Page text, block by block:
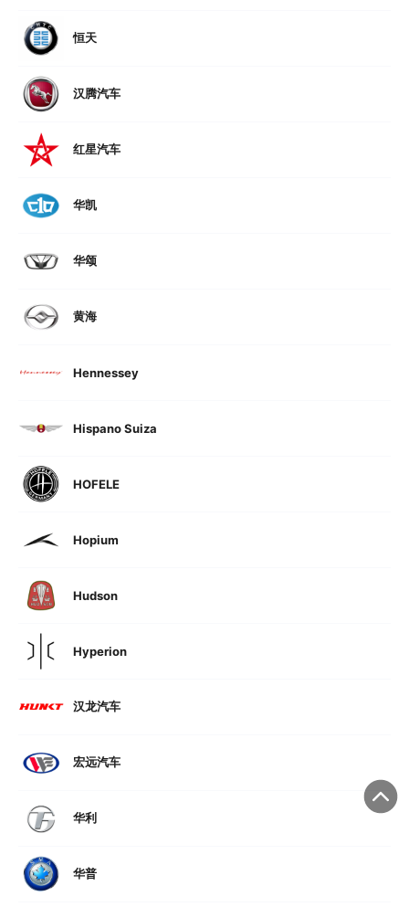
恒天
汉腾汽车
红星汽车
华凯
华颂
黄海
Hennessey
Hispano Suiza
HOFELE
Hopium
Hudson
Hyperion
汉龙汽车
宏远汽车
华利
华普